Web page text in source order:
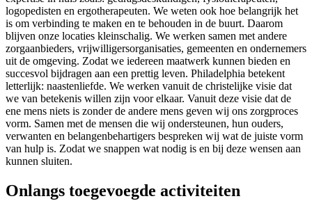
logopedisten en ergotherapeuten. We weten ook hoe belangrijk het
is om verbinding te maken en te behouden in de buurt. Daarom
blijven onze locaties kleinschalig. We werken samen met andere
zorgaanbieders, vrijwilligersorganisaties, gemeenten en ondernemers
uit de omgeving. Zodat we iedereen maatwerk kunnen bieden en
succesvol bijdragen aan een prettig leven. Philadelphia betekent
letterlijk: naastenliefde. We werken vanuit de christelijke visie dat
we van betekenis willen zijn voor elkaar. Vanuit deze visie dat de
ene mens niets is zonder de andere mens geven wij ons zorgproces
vorm. Samen met de mensen die wij ondersteunen, hun ouders,
verwanten en belangenbehartigers bespreken wij wat de juiste vorm
van hulp is. Zodat we snappen wat nodig is en bij deze wensen aan
kunnen sluiten.
Onlangs toegevoegde activiteiten